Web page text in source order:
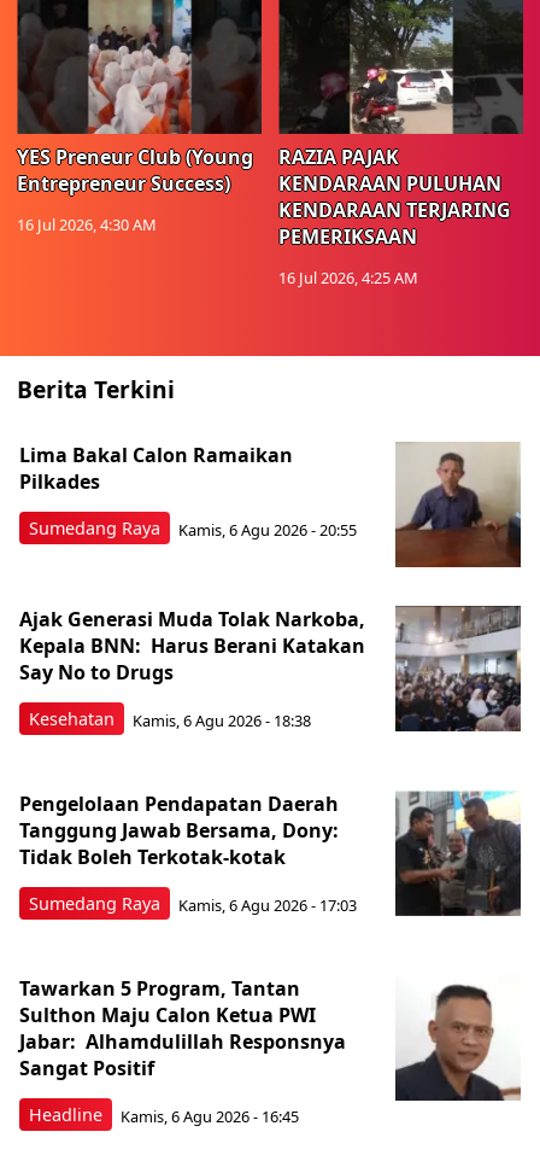
YES Preneur Club (Young
Entrepreneur Success)
16 Jul 2026, 4:30 AM
RAZIA PAJAK
KENDARAAN PULUHAN
KENDARAAN TERJARING
PEMERIKSAAN
16 Jul 2026, 4:25 AM
Berita Terkini
Sumedang Raya
Lima Bakal Calon Ramaikan
Pilkades
Kamis, 6 Agu 2026 - 20:55
Kesehatan
Ajak Generasi Muda Tolak Narkoba,
Kepala BNN: Harus Berani Katakan
Say No to Drugs
Kamis, 6 Agu 2026 - 18:38
Sumedang Raya
Pengelolaan Pendapatan Daerah
Tanggung Jawab Bersama, Dony:
Tidak Boleh Terkotak-kotak
Kamis, 6 Agu 2026 - 17:03
Headline
Tawarkan 5 Program, Tantan
Sulthon Maju Calon Ketua PWI
Jabar: Alhamdulillah Responsnya
Sangat Positif
Kamis, 6 Agu 2026 - 16:45